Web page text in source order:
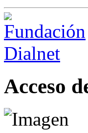
Acceso